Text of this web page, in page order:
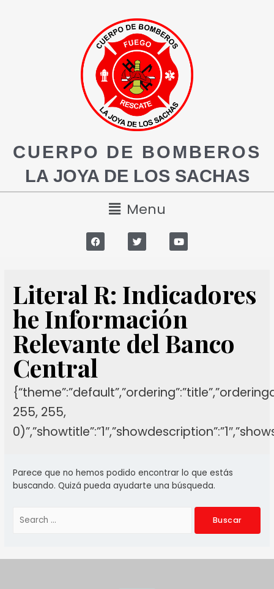
CUERPO DE BOMBEROS
LA JOYA DE LOS SACHAS
Menu
Literal R: Indicadores
he Información
Relevante del Banco
Central
255, 255,
Parece que no hemos podido encontrar lo que estás
buscando. Quizá pueda ayudarte una búsqueda.